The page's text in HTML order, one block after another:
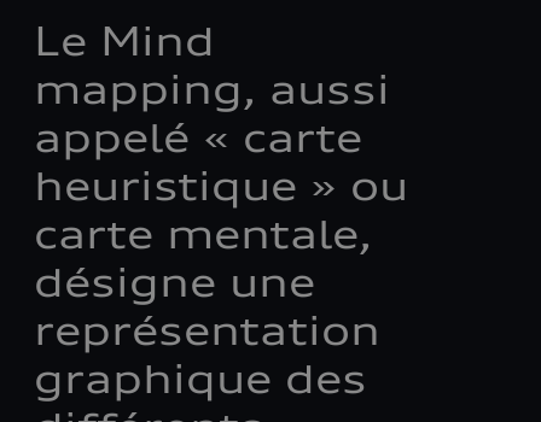
Le Mind
mapping, aussi
appelé « carte
heuristique » ou
carte mentale,
désigne une
représentation
graphique des